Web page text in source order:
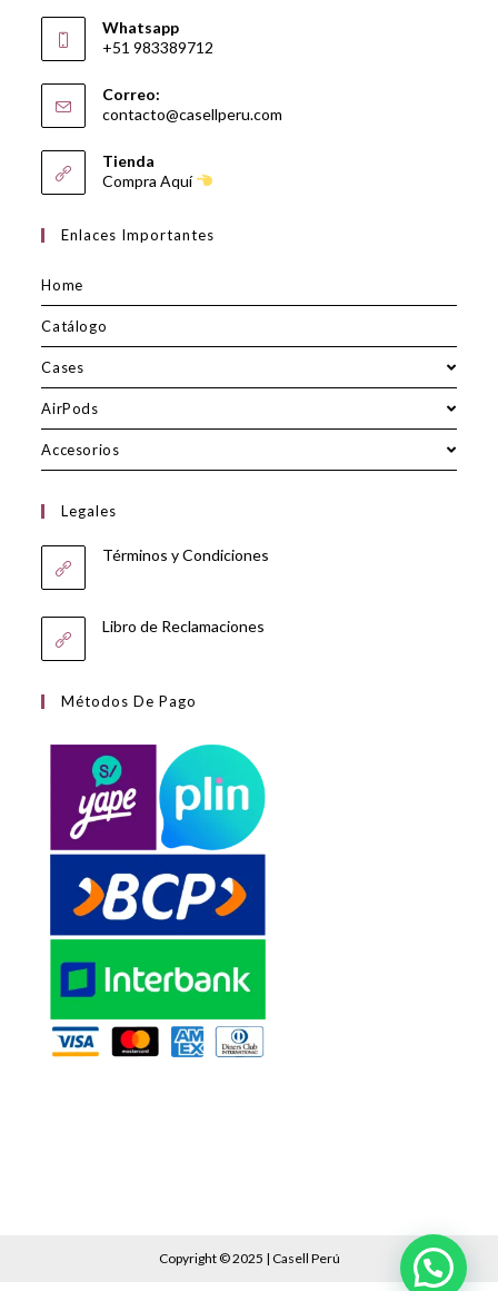
Whatsapp
+51 983389712
Correo:
contacto@casellperu.com
Tienda
Compra Aquí
Enlaces Importantes
Home
Catálogo
Cases
AirPods
Accesorios
Legales
Términos y Condiciones
Libro de Reclamaciones
Métodos De Pago
Copyright © 2025 | Casell Perú